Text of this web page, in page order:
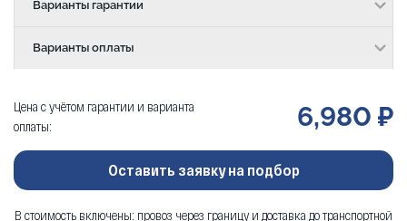
Варианты гарантии
Варианты оплаты
Цена с учётом гарантии и варианта
оплаты:
6,980 ₽
Оставить заявку на подбор
В стоимость включены: провоз через границу и доставка до транспортной